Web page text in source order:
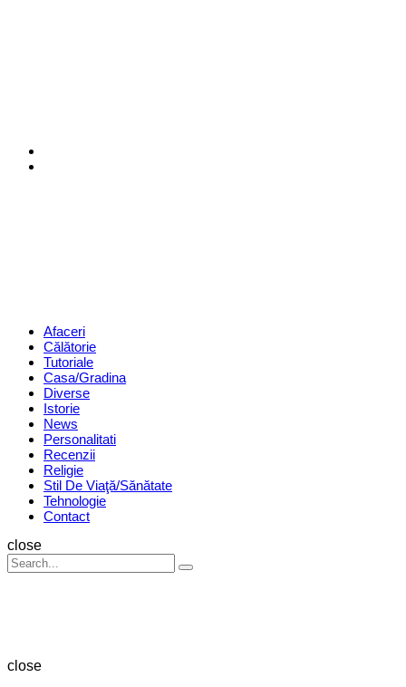
Menu Afaceri
Călătorie
Tutoriale
Casa/Gradina
Diverse
Istorie
News
Personalitati
Recenzii
Religie
Stil De Viaţă/Sănătate
Tehnologie
Contact
Search
close
Search
for:
Search
close